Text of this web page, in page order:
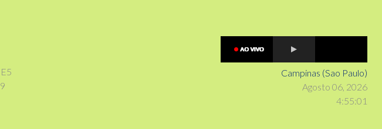
Campinas (Sao Paulo)
Agosto 06, 2026
4:55:02